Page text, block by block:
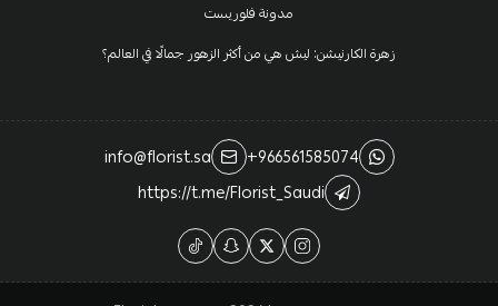
مدونة فلوريست
زهرة الكارنيشن: ليش هي من أكثر الزهور جمالًا في العالم؟
+966561585074
info@florist.sa
https://t.me/Florist_Saudi